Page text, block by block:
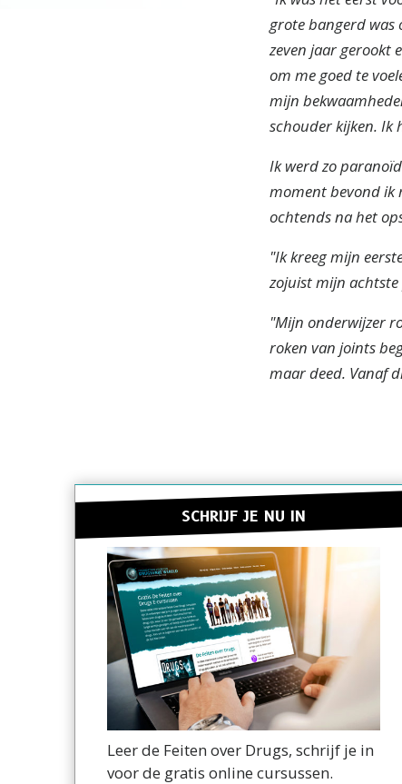
grote bangerd was
zeven jaar gerookt
om me goed te
mijn
schouder kijken. Ik
Ik werd zo
moment bevond ik
ochtends na het
"Ik kreeg mijn
zojuist mijn
"Mijn onderwijzer
roken van joints
maar deed. Vanaf
SCHRIJF JE NU IN
Leer de Feiten over Drugs, schrijf je in
voor de gratis online cursussen.